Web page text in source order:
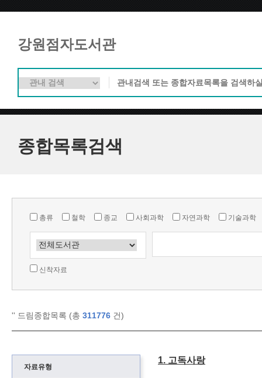
강원점자도서관
종합목록검색
총류 철학 종교 사회과학 자연과학 기술과학
신착자료
'' 드림종합목록 (총 311776 건)
자료유형
1. 고독사랑